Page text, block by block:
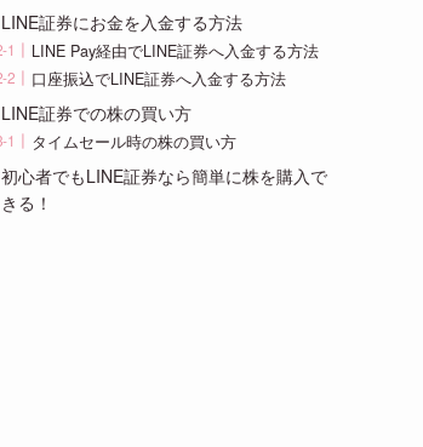
LINE証券にお金を入金する方法
LINE Pay経由でLINE証券へ入金する方法
口座振込でLINE証券へ入金する方法
LINE証券での株の買い方
タイムセール時の株の買い方
初心者でもLINE証券なら簡単に株を購入で
きる！